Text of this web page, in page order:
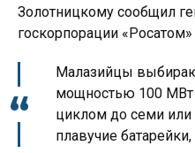
Золотницкому сообщил
госкорпорации
Малазийцы
мощностью 100
циклом до семи или
плавучие